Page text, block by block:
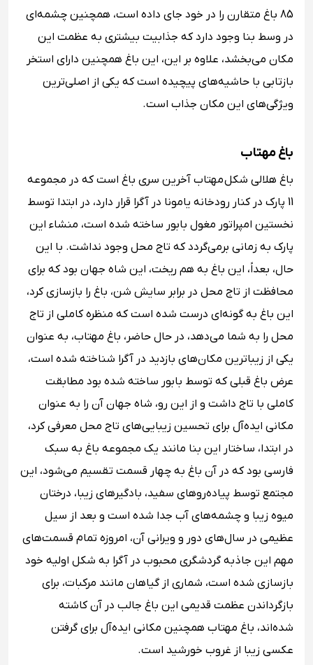
85 باغ متقارن را در خود جای داده است، همچنین چشمه‌ای
در وسط بنا وجود دارد که جذابیت بیشتری به عظمت این
مکان می‌بخشد، علاوه بر این، این باغ همچنین دارای استخر
بازتابی با حاشیه‌های پیچیده است که یکی از اصلی‌ترین
ویژگی‌های این مکان جذاب است.
باغ مهتاب
باغ هلالی شکل مهتاب آخرین سری باغ است که در مجموعه
11 پارک در کنار رودخانه یامونا در آگرا قرار دارد، در ابتدا توسط
نخستین امپراتور مغول بابور ساخته شده است، منشاء این
پارک به زمانی برمی‌گردد که تاج محل وجود نداشت. با این
حال، بعداً، این باغ به هم ریخت، این شاه جهان بود که برای
محافظت از تاج محل در برابر سایش شن، باغ را بازسازی کرد،
این باغ به گونه‌ای درست شده است که منظره کاملی از تاج
محل را به شما می‌دهد، در حال حاضر، باغ مهتاب، به عنوان
یکی از زیباترین مکان‌های بازدید در آگرا شناخته شده است،
عرض باغ قبلی که توسط بابور ساخته شده بود مطابقت
کاملی با تاج داشت و از این رو، شاه جهان آن را به عنوان
مکانی ایده‌آل برای تحسین زیبایی‌های تاج محل معرفی کرد،
در ابتدا‌، ساختار این بنا مانند یک مجموعه باغ به سبک
فارسی بود که در آن باغ به چهار قسمت تقسیم می‌شود، این
مجتمع توسط پیاده‌روهای سفید، بادگیرهای زیبا، درختان
میوه زیبا و چشمه‌های آب جدا شده است و بعد از سیل
عظیمی در سال‌های دور و ویرانی آن، امروزه تمام قسمت‌های
مهم این جاذبه گردشگری محبوب در آگرا به شکل اولیه خود
بازسازی شده است، شماری از گیاهان مانند مرکبات، برای
بازگرداندن عظمت قدیمی این باغ جالب در آن کاشته
شده‌اند، باغ مهتاب همچنین مکانی ایده‌آل برای گرفتن
عکسی زیبا از غروب خورشید است.